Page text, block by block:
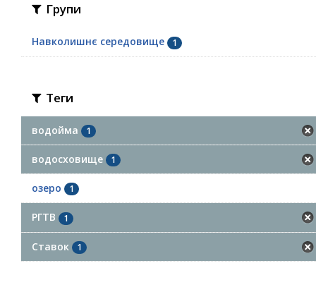
Групи
Навколишнє середовище 1
Теги
водойма 1
водосховище 1
озеро 1
РГТВ 1
Ставок 1